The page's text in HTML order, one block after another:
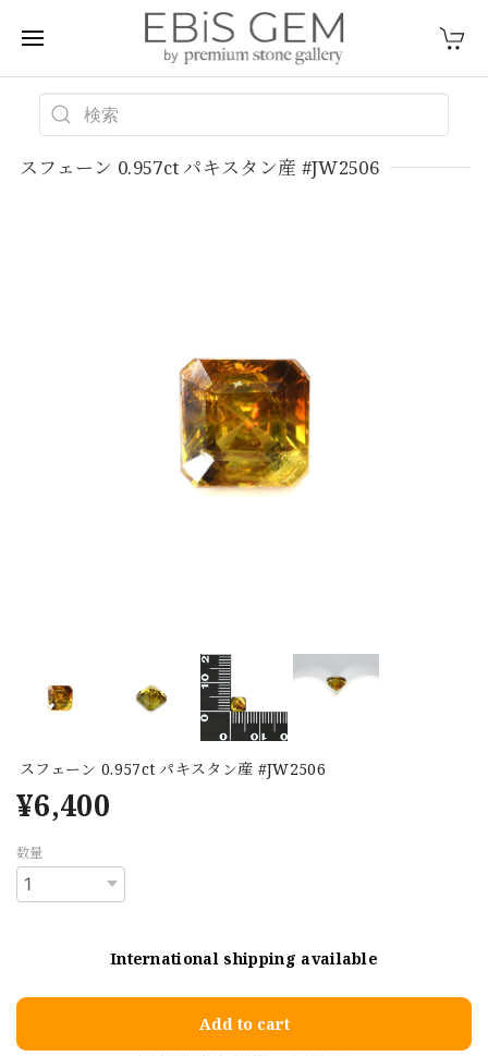
スフェーン 0.957ct パキスタン産 #JW2506
スフェーン 0.957ct パキスタン産 #JW2506
¥6,400
数量
International shipping available
Add to cart